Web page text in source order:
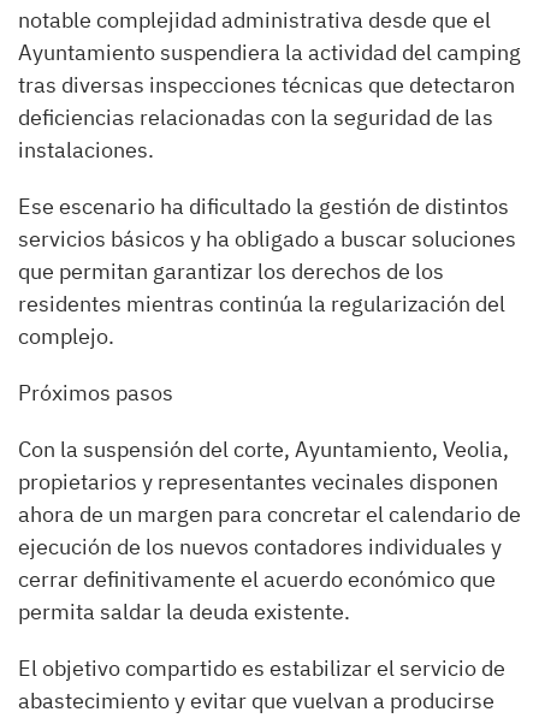
notable complejidad administrativa desde que el
Ayuntamiento suspendiera la actividad del camping
tras diversas inspecciones técnicas que detectaron
deficiencias relacionadas con la seguridad de las
instalaciones.
Ese escenario ha dificultado la gestión de distintos
servicios básicos y ha obligado a buscar soluciones
que permitan garantizar los derechos de los
residentes mientras continúa la regularización del
complejo.
Próximos pasos
Con la suspensión del corte, Ayuntamiento, Veolia,
propietarios y representantes vecinales disponen
ahora de un margen para concretar el calendario de
ejecución de los nuevos contadores individuales y
cerrar definitivamente el acuerdo económico que
permita saldar la deuda existente.
El objetivo compartido es estabilizar el servicio de
abastecimiento y evitar que vuelvan a producirse